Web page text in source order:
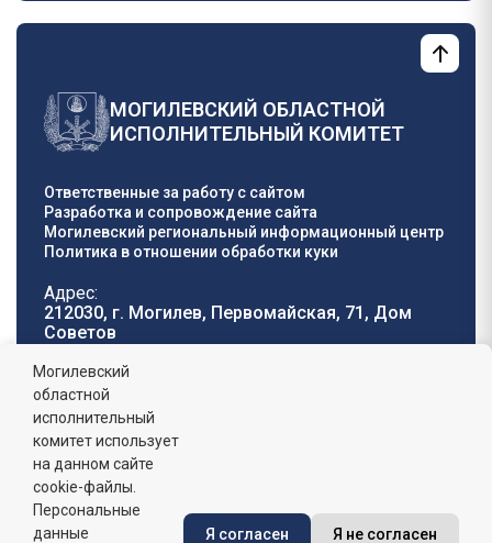
МОГИЛЕВСКИЙ ОБЛАСТНОЙ
ИСПОЛНИТЕЛЬНЫЙ КОМИТЕТ
Ответственные за работу с сайтом
Разработка и сопровождение сайта
Могилевский региональный информационный центр
Политика в отношении обработки куки
Адрес:
212030, г. Могилев, Первомайская, 71, Дом
Cоветов
Телефон горячей
линии:
8 (0222) 71-32-55
График работы:
пн-пт: 8.00 - 17.00, сб-вс: выходной,
обеденный перерыв: 13:00 - 14:00
Сайт зарегистрирован в Государственном регистре
Могилевский
областной
исполнительный
комитет использует
на данном сайте
cookie-файлы.
Персональные
данные
Я согласен Я не согласен